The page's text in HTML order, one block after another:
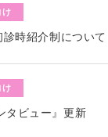
け
時紹介制について
け
タビュー』更新